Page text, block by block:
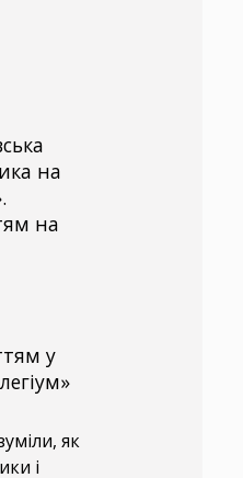
на
на
у
як
і